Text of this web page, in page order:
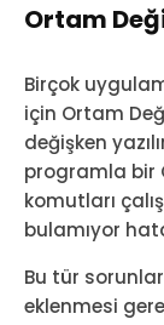
Ortam
Birçok
için Ortam
değişken
programla bir
komutları
bulamıyor
Bu tür
eklenmesi